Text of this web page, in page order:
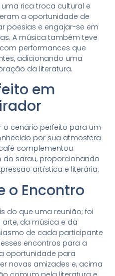
rica troca cultural e
a oportunidade de
poesias e engajar-se em
A música também teve
performances que
adicionando uma
da literatura.
em
o cenário perfeito para um
por sua atmosfera
complementou
sarau, proporcionando
artística e literária.
o Encontro
do que uma reunião; foi
da música e da
de cada participante
encontros para a
oportunidade para
novas amizades e, acima